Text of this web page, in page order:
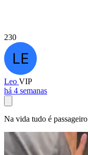
230
Leo VIP
há 4 semanas
Na vida tudo é passageiro